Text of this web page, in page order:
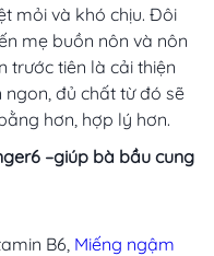
mỏi và khó chịu. Đôi
mẹ buồn nôn và nôn
trước tiên là cải thiện
đủ chất từ đó sẽ
hơn, hợp lý hơn.
–giúp bà bầu cung
B6, Miếng ngậm